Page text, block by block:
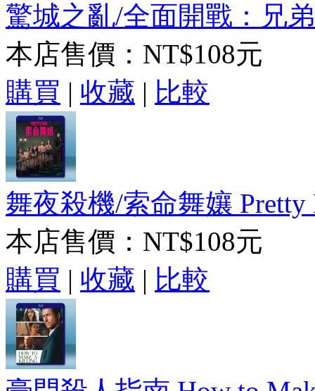
驚城之亂/全面開戰：兄弟
本店售價： NT$108元
購買 | 收藏 | 比較
舞夜殺機/索命舞孃 Pretty
本店售價： NT$108元
購買 | 收藏 | 比較